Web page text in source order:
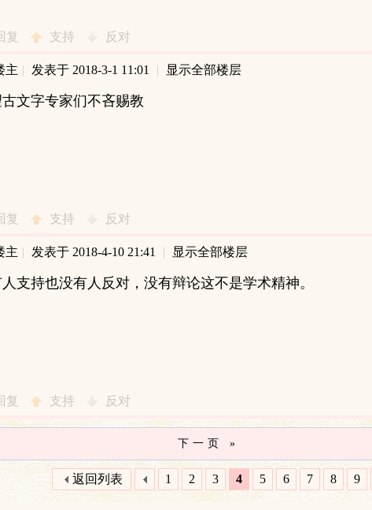
复 支持 反对
主 | 发表于 2018-3-1 11:01 | 显示全部楼层
文字专家们不吝赐教
复 支持 反对
主 | 发表于 2018-4-10 21:41 | 显示全部楼层
支持也没有人反对，没有辩论这不是学术精神。
复 支持 反对
下一页 »
1 2 3 4 5 6 7 8 9
返回列表